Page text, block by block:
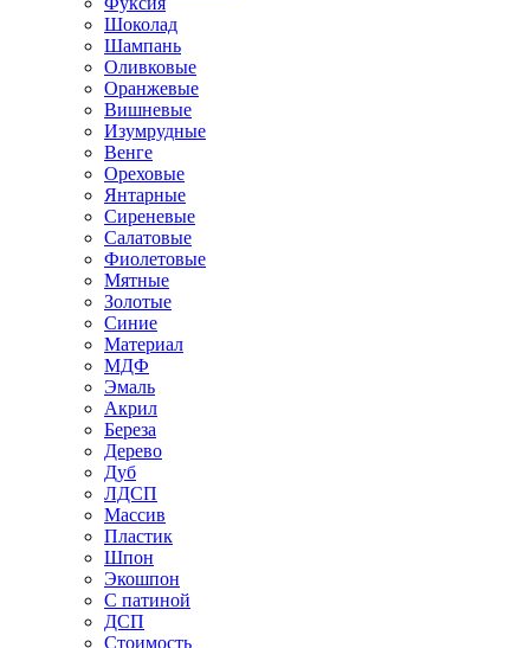
Шоколад
Шампань
Оливковые
Оранжевые
Вишневые
Изумрудные
Венге
Ореховые
Янтарные
Сиреневые
Салатовые
Фиолетовые
Мятные
Золотые
Синие
Материал
МДФ
Эмаль
Акрил
Береза
Дерево
Дуб
ЛДСП
Массив
Пластик
Шпон
Экошпон
С патиной
ДСП
Стоимость